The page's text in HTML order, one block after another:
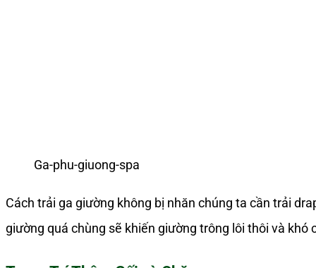
Ga-phu-giuong-spa
Cách trải ga giường không bị nhăn chúng ta cần trải
giường quá chùng sẽ khiến giường trông lôi thôi và